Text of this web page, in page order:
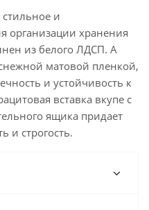
и
организации хранения
из белого ЛДСП. А
матовой пленкой,
и устойчивость к
вставка вкупе с
ящика придает
и строгость.